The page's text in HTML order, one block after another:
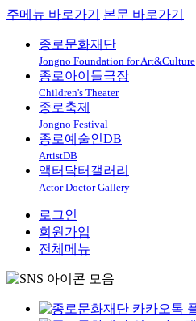
주메뉴 바로가기 본문 바로가기
종로문화재단
Jongno Foundation for Art&Culture
종로아이들극장
Children's Theater
종로축제
Jongno Festival
종로예술인DB
ArtistDB
액터닥터갤러리
Actor Doctor Gallery
로그인
회원가입
전체메뉴